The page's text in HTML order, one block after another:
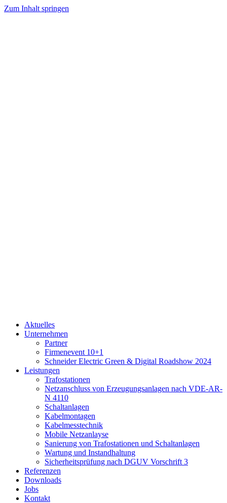
Zum Inhalt springen
Aktuelles
Unternehmen
Partner
Firmenevent 10+1
Schneider Electric Green & Digital Roadshow 2024
Leistungen
Trafostationen
Netzanschluss von Erzeugungsanlagen nach VDE-AR-
N 4110
Schaltanlagen
Kabelmontagen
Kabelmesstechnik
Mobile Netzanlayse
Sanierung von Trafostationen und Schaltanlagen
Wartung und Instandhaltung
Sicherheitsprüfung nach DGUV Vorschrift 3
Referenzen
Downloads
Jobs
Kontakt